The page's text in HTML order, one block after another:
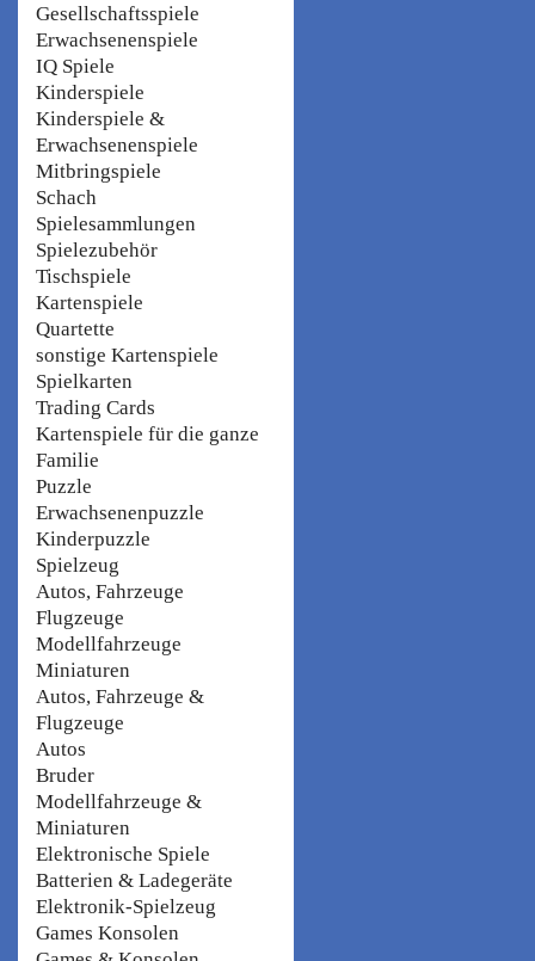
Gesellschaftsspiele
Erwachsenenspiele
IQ Spiele
Kinderspiele
Kinderspiele &
Erwachsenenspiele
Mitbringspiele
Schach
Spielesammlungen
Spielezubehör
Tischspiele
Kartenspiele
Quartette
sonstige Kartenspiele
Spielkarten
Trading Cards
Kartenspiele für die ganze
Familie
Puzzle
Erwachsenenpuzzle
Kinderpuzzle
Spielzeug
Autos, Fahrzeuge
Flugzeuge
Modellfahrzeuge
Miniaturen
Autos, Fahrzeuge &
Flugzeuge
Autos
Bruder
Modellfahrzeuge &
Miniaturen
Elektronische Spiele
Batterien & Ladegeräte
Elektronik-Spielzeug
Games Konsolen